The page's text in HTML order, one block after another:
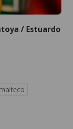
/ Estuardo